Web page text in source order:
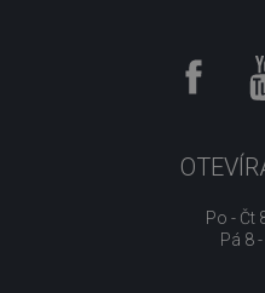
Po - Čt
Pá 8